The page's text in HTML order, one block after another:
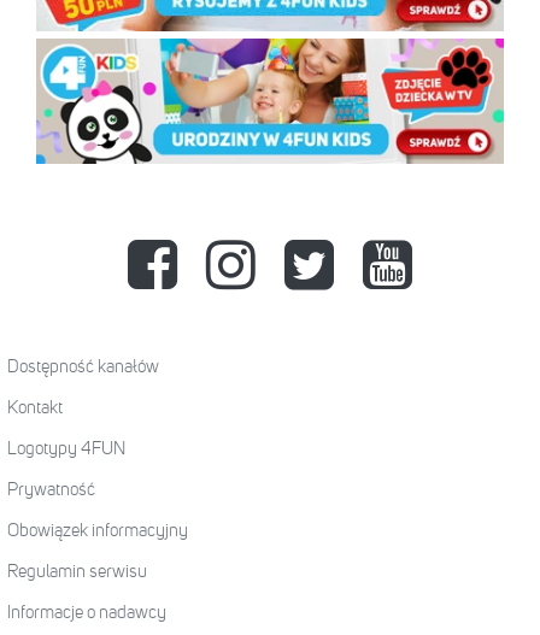
Dostępność kanałów
Kontakt
Logotypy 4FUN
Prywatność
Obowiązek informacyjny
Regulamin serwisu
Informacje o nadawcy